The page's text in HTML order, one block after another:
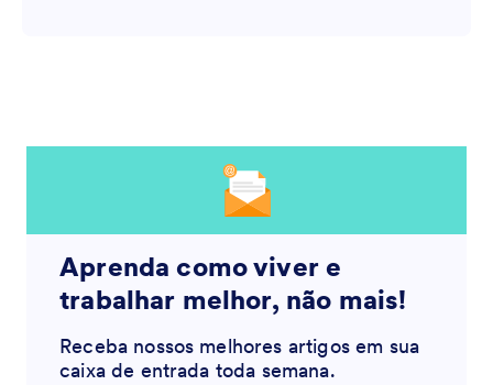
Aprenda como viver e
trabalhar melhor, não mais!
Receba nossos melhores artigos em sua
caixa de entrada toda semana.